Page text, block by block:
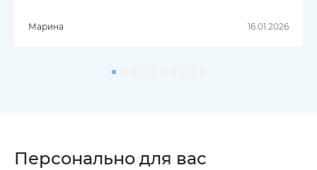
Марина 16.01.2026
Персонально для вас